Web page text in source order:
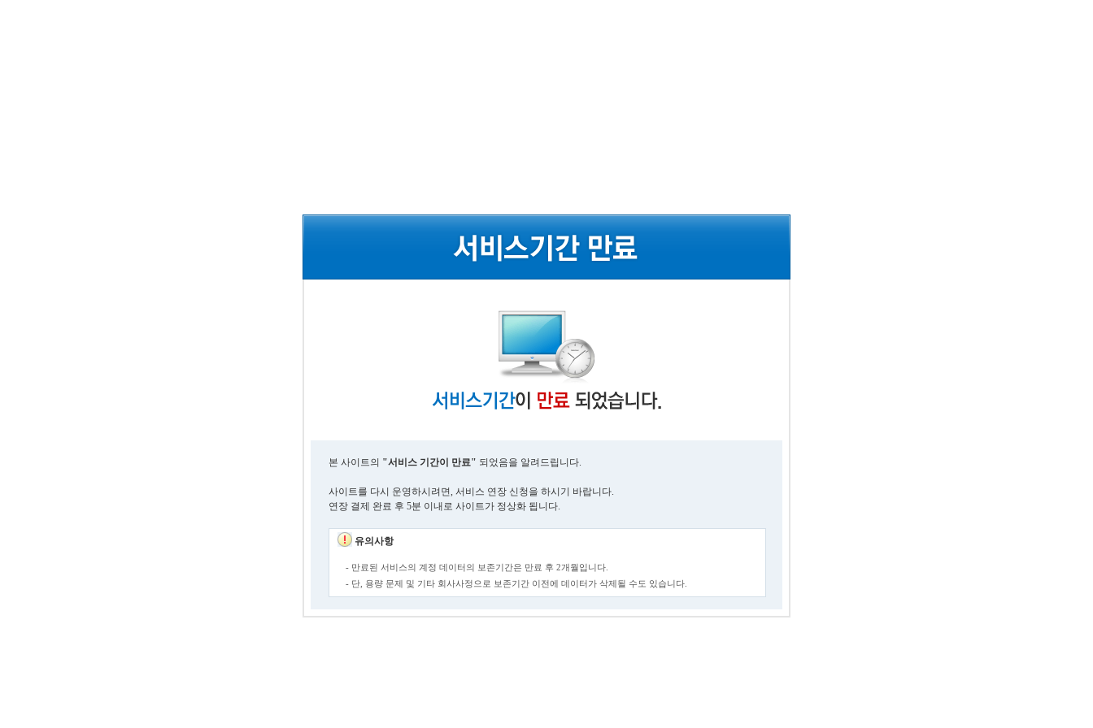
본 사이트의 "서비스 기간이 만료" 되었음을 알려드립니다.
사이트를 다시 운영하시려면, 서비스 연장 신청을 하시기 바랍니다.
연장 결제 완료 후 5분 이내로 사이트가 정상화 됩니다.
유의사항
- 만료된 서비스의 계정 데이터의 보존기간은 만료 후 2개월입니다.
- 단, 용량 문제 및 기타 회사사정으로 보존기간 이전에 데이터가 삭제될 수도 있습니다.